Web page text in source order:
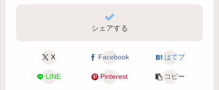
シェアする
X Facebook はてブ
LINE Pinterest コピー